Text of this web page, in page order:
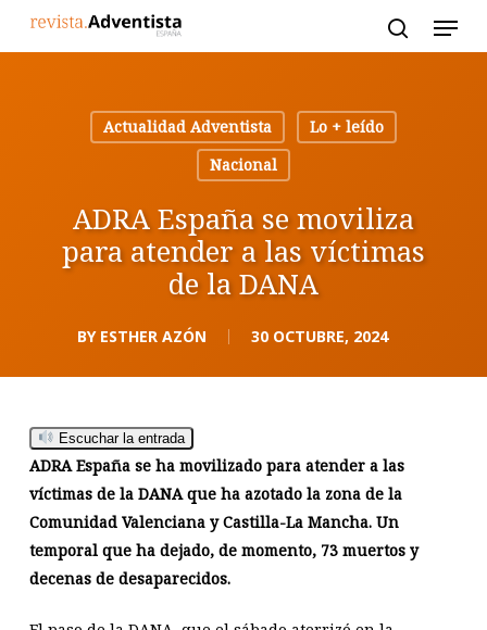
Actualidad Adventista
Lo + leído
Nacional
ADRA España se moviliza
para atender a las víctimas
de la DANA
BY ESTHER AZÓN 30 OCTUBRE, 2024
Escuchar la entrada
ADRA España se ha movilizado para atender a las
víctimas de la DANA que ha azotado la zona de la
Comunidad Valenciana y Castilla-La Mancha. Un
temporal que ha dejado, de momento, 73 muertos y
decenas de desaparecidos.